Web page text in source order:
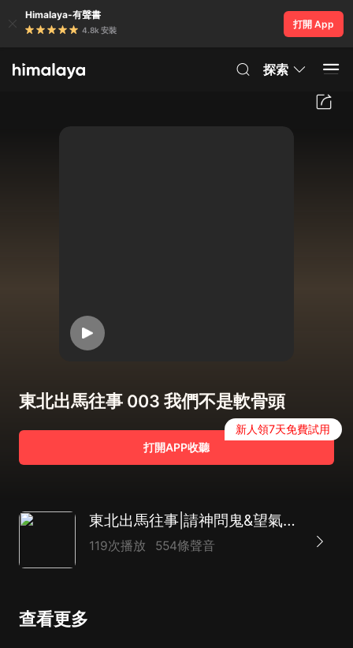
Himalaya-有聲書
4.8k 安裝
打開 App
探索
東北出馬往事 003 我們不是軟骨頭
打開APP收聽
新人領7天免費試用
東北出馬往事|請神問鬼&望氣秘法|尖兒領銜/監制|VIP精品多人有聲劇
119次播放 554條聲音
查看更多